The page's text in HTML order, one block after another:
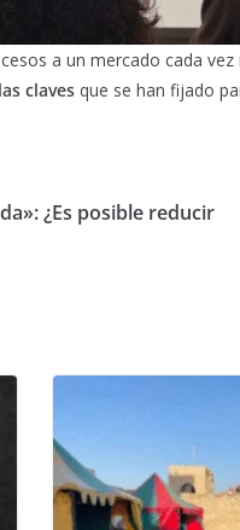
a un mercado cada
claves que se han fijado
¿Es posible reducir